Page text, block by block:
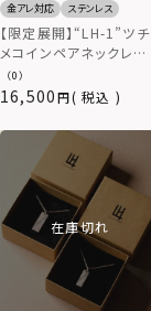
金アレ対応 ステンレス
【限定展開】“LH-1”ツチ
メコインペアネックレス
（ダイヤモンド）/サージカ
ルステンレス（金属アレル
ギー対応）
16,500 税込
（0）
在庫切れ